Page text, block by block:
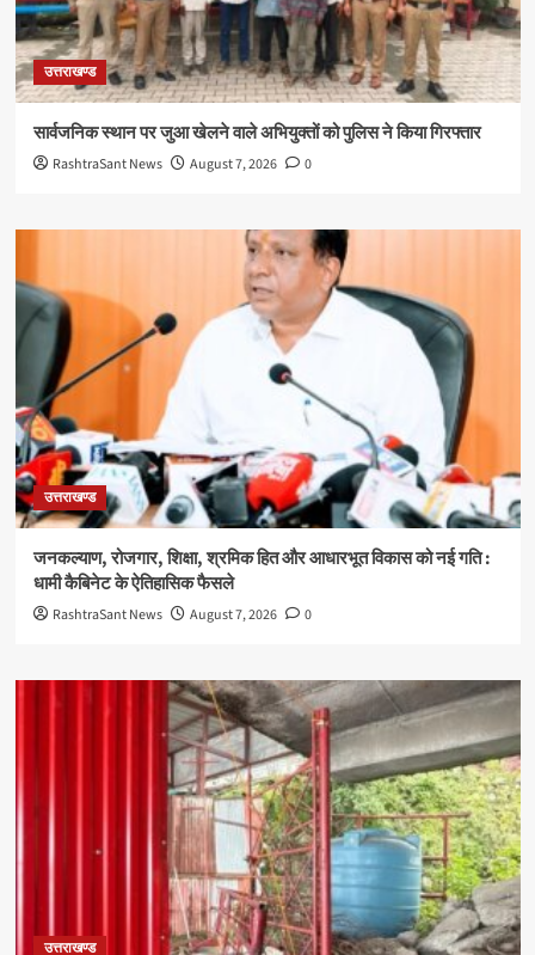
उत्तराखण्ड
सार्वजनिक स्थान पर जुआ खेलने वाले अभियुक्तों को पुलिस ने किया गिरफ्तार
RashtraSant News August 7, 2026 0
उत्तराखण्ड
जनकल्याण, रोजगार, शिक्षा, श्रमिक हित और आधारभूत विकास को नई गति :
धामी कैबिनेट के ऐतिहासिक फैसले
RashtraSant News August 7, 2026 0
उत्तराखण्ड